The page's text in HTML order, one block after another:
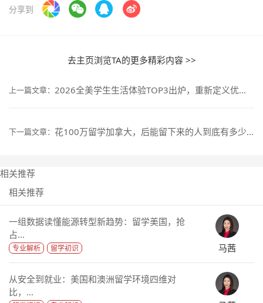
分享到
去主页浏览TA的更多精彩内容 >>
上一篇文章： 2026全美学生生活体验TOP3出炉，重新定义优质留学院校！
下一篇文章： 花100万留学加拿大，后能留下来的人到底有多少？
相关推荐
相关推荐
一组数据读懂能源转型新趋势：留学美国，抢
占...
专业解析 留学初识 马茜
从安全到就业：美国和澳洲留学环境四维对
比，...